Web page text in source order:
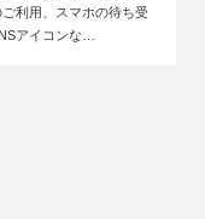
ご利用、スマホの待ち受
アイコンな…